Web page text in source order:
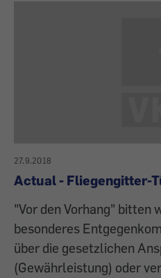
27.9.2018
Actual - Fliegengitter-
"Vor den Vorhang" bitten
besonderes
über die gesetzlichen
(Gewährleistung) oder